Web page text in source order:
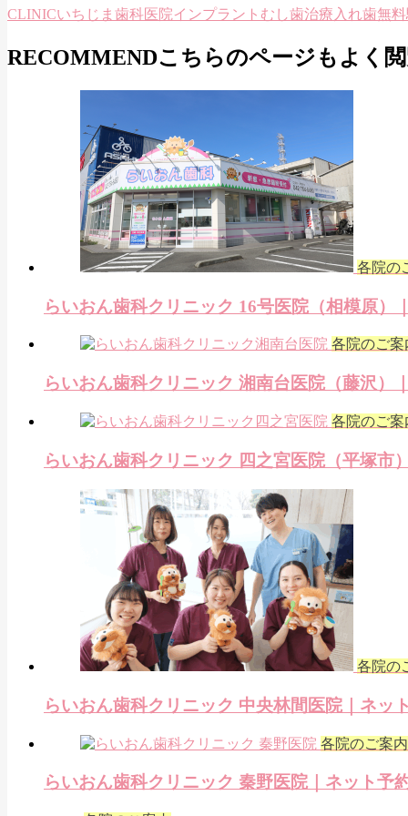
CLINICいちじま歯科医院インプラント むし歯治療 入れ歯無
RECOMMENDこちらのページもよく閲
各院の
らいおん歯科クリニック 16号医院（相模原）
各院のご案
らいおん歯科クリニック 湘南台医院（藤沢）
各院のご案
らいおん歯科クリニック 四之宮医院（平塚市
各院の
らいおん歯科クリニック 中央林間医院｜ネッ
各院のご案内
らいおん歯科クリニック 秦野医院｜ネット予